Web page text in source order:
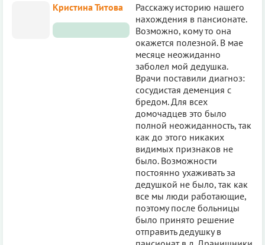
Кристина Титова
Расскажу историю нашего
нахождения в пансионате.
Возможно, кому то она
окажется полезной. В мае
месяце неожиданно
заболел мой дедушка.
Врачи поставили диагноз:
сосудистая деменция с
бредом. Для всех
домочадцев это было
полной неожиданность, так
как до этого никаких
видимых признаков не
было. Возможности
постоянно ухаживать за
дедушкой не было, так как
все мы люди работающие,
поэтому после больницы
было принято решение
отправить дедушку в